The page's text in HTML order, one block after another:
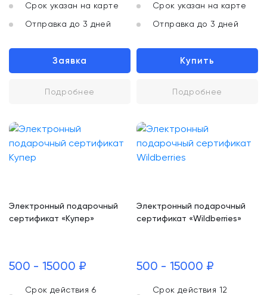
Срок указан на карте
Отправка до 3 дней
Заявка
Подробнее
Срок указан на карте
Отправка до 3 дней
Купить
Подробнее
Электронный подарочный
сертификат «Купер»
500 - 15000 ₽
Срок действия 6
Электронный подарочный
сертификат «Wildberries»
500 - 15000 ₽
Срок действия 12